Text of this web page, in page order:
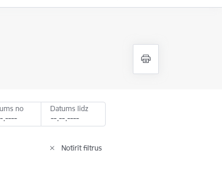
no Datums līdz
Notīrīt filtrus